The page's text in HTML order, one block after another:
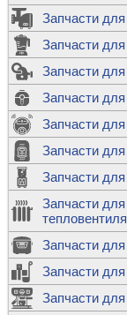
Запчасти
Запчасти
Запчасти
Запчасти
Запчасти
Запчасти
Запчасти
Запчасти
Запчасти
Запчасти
Запчасти